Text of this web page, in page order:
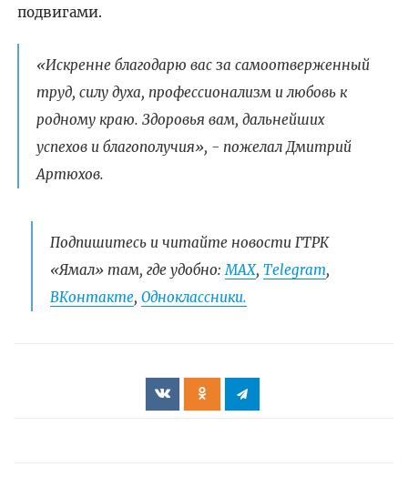
подвигами.
«Искренне благодарю вас за самоотверженный
труд, силу духа, профессионализм и любовь к
родному краю. Здоровья вам, дальнейших
успехов и благополучия», - пожелал Дмитрий
Артюхов.
Подпишитесь и читайте новости ГТРК
«Ямал» там, где удобно: МАХ, Telegram,
ВКонтакте, Одноклассники.